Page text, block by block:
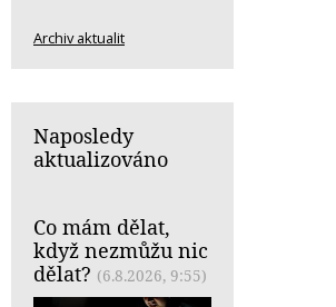
Archiv aktualit
Naposledy
aktualizováno
Co mám dělat,
když nezmůžu nic
dělat? (6.8.2026, 9:55)